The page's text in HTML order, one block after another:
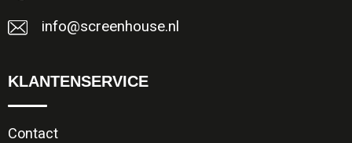
info@screenhouse.nl
KLANTENSERVICE
Contact